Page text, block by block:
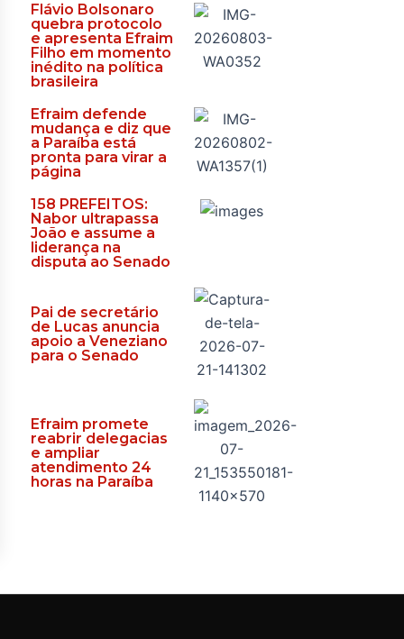
Flávio Bolsonaro
quebra protocolo
e apresenta Efraim
Filho em momento
inédito na política
brasileira
Efraim defende
mudança e diz que
a Paraíba está
pronta para virar a
página
158 PREFEITOS:
Nabor ultrapassa
João e assume a
liderança na
disputa ao Senado
Pai de secretário
de Lucas anuncia
apoio a Veneziano
para o Senado
Efraim promete
reabrir delegacias
e ampliar
atendimento 24
horas na Paraíba